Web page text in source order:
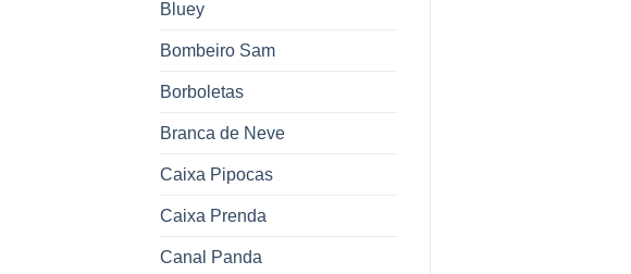
Bluey
Bombeiro Sam
Borboletas
Branca de Neve
Caixa Pipocas
Caixa Prenda
Canal Panda